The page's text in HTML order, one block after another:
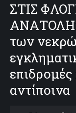
ΣΤΙΣ
ΑΝΑΤΟΛΗ:
των
επιδρομές
αντίποινα